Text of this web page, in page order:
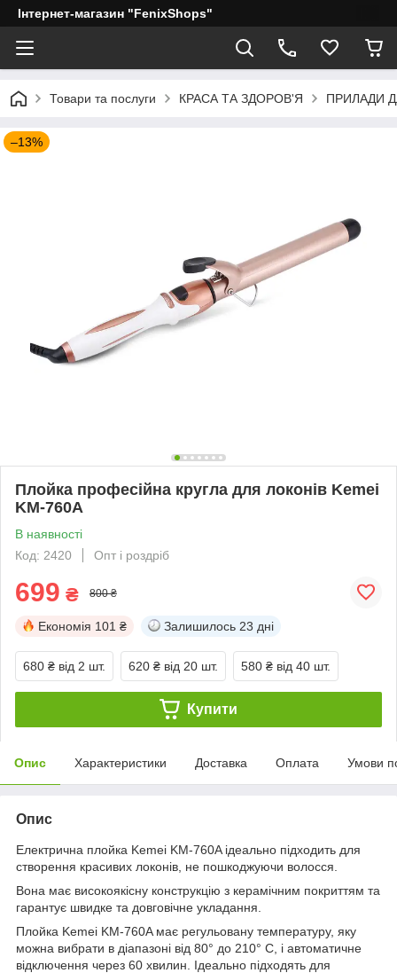
Інтернет-магазин "FenixShops"
Товари та послуги КРАСА ТА ЗДОРОВ'Я ПРИЛАДИ
–13%
Плойка професійна кругла для локонів Kemei
KM-760A
В наявності
Код: 2420
Опт і роздріб
699 ₴ 800 ₴
Економія 101 ₴ Залишилось 23 дні
680 ₴ від 2 шт. 620 ₴ від 20 шт. 580 ₴ від 40 шт.
Купити
Опис Характеристики Доставка Оплата Умови
Опис
Електрична плойка Kemei KM-760A ідеально підходить для
створення красивих локонів, не пошкоджуючи волосся.
Вона має високоякісну конструкцію з керамічним покриттям та
гарантує швидке та довговічне укладання.
Плойка Kemei KM-760A має регульовану температуру, яку
можна вибрати в діапазоні від 80° до 210° C, і автоматичне
відключення через 60 хвилин. Ідеально підходять для